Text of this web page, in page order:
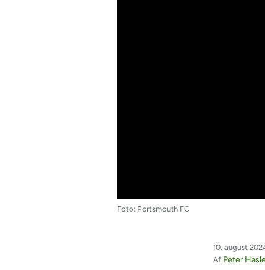
Foto: Portsmouth FC
10. august
Af Peter